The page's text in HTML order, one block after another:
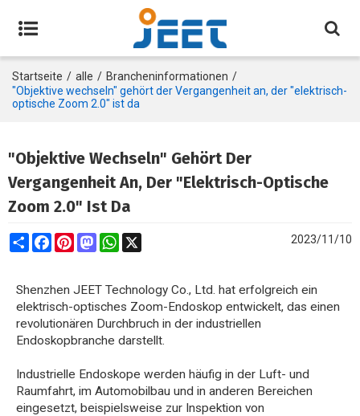
Startseite / alle / Brancheninformationen /
"Objektive wechseln" gehört der Vergangenheit an, der "elektrisch-
optische Zoom 2.0" ist da
"Objektive Wechseln" Gehört Der
Vergangenheit An, Der "elektrisch-Optische
Zoom 2.0" Ist Da
ShareFacebookPinterestMastodonWhatsApp 2023/11/10
Shenzhen JEET Technology Co., Ltd. hat erfolgreich ein
elektrisch-optisches Zoom-Endoskop entwickelt, das einen
revolutionären Durchbruch in der industriellen
Endoskopbranche darstellt.
Industrielle Endoskope werden häufig in der Luft- und
Raumfahrt, im Automobilbau und in anderen Bereichen
eingesetzt, beispielsweise zur Inspektion von